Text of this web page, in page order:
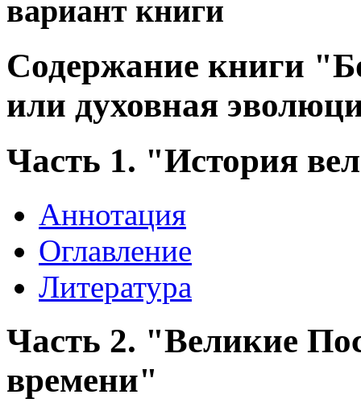
вариант книги
Содержание книги
или духовная
Часть 1. "История
Аннотация
Оглавление
Литература
Часть 2. "Великие
времени"